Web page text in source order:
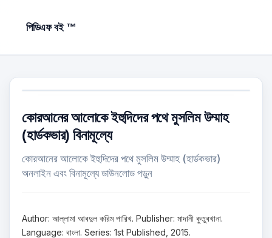
পিডিএফ বই ™
কোরআনের আলোকে ইহুদিদের পথে মুসলিম উম্মাহ
(হার্ডকভার) বিনামূল্যে
কোরআনের আলোকে ইহুদিদের পথে মুসলিম উম্মাহ (হার্ডকভার)
অনলাইন এবং বিনামূল্যে ডাউনলোড পড়ুন
Author: আল্লামা আবদুল করিম পারিখ. Publisher: মাদানী কুতুবখানা.
Language: বাংলা. Series: 1st Published, 2015.